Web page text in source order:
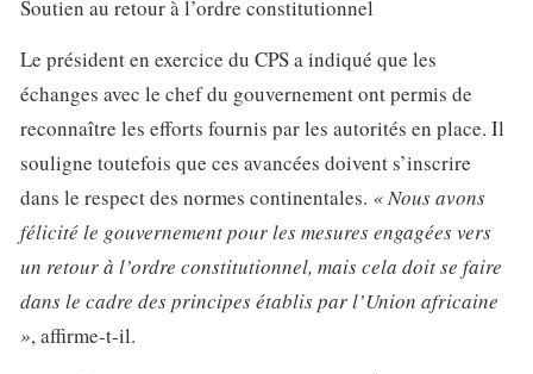
Soutien au retour à l’ordre constitutionnel
Le président en exercice du CPS a indiqué que les
échanges avec le chef du gouvernement ont permis de
reconnaître les efforts fournis par les autorités en place. Il
souligne toutefois que ces avancées doivent s’inscrire
dans le respect des normes continentales. « Nous avons
félicité le gouvernement pour les mesures engagées vers
un retour à l’ordre constitutionnel, mais cela doit se faire
dans le cadre des principes établis par l’Union africaine
», affirme-t-il.